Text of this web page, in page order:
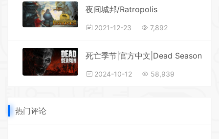
夜间城邦/Ratropolis
2021-12-23 7,892
死亡季节|官方中文|Dead Season
2024-10-12 58,939
热门评论